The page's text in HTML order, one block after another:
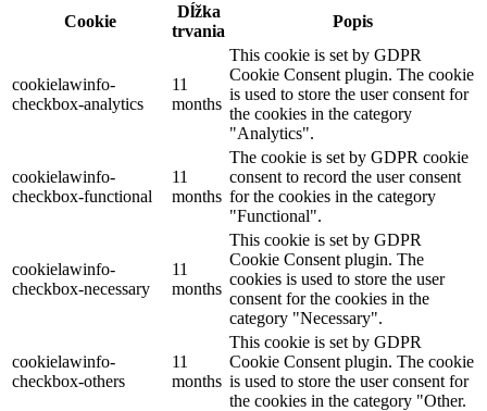
Cookie
Dĺžka
trvania
Popis
cookielawinfo-
checkbox-analytics
11
months
This cookie is set by GDPR
Cookie Consent plugin. The cookie
is used to store the user consent for
the cookies in the category
"Analytics".
cookielawinfo-
checkbox-functional
11
months
The cookie is set by GDPR cookie
consent to record the user consent
for the cookies in the category
"Functional".
cookielawinfo-
checkbox-necessary
11
months
This cookie is set by GDPR
Cookie Consent plugin. The
cookies is used to store the user
consent for the cookies in the
category "Necessary".
cookielawinfo-
checkbox-others
11
months
This cookie is set by GDPR
Cookie Consent plugin. The cookie
is used to store the user consent for
the cookies in the category "Other.